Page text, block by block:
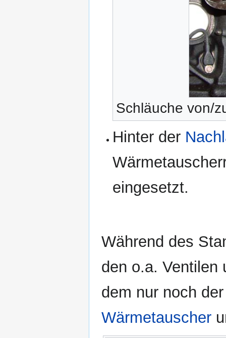
Schläuche von/
Hinter der
eingesetzt.
Während des
den o.a. Ventilen
dem nur noch
Wärmetauscher